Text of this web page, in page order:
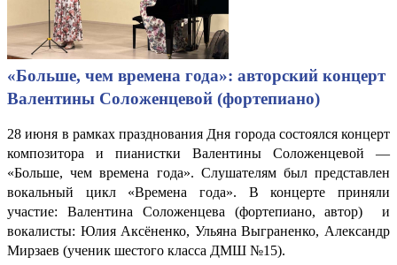
«Больше, чем времена года»: авторский концерт
Валентины Соложенцевой (фортепиано)
28 июня в рамках празднования Дня города состоялся концерт
композитора и пианистки Валентины Соложенцевой —
«Больше, чем времена года». Слушателям был представлен
вокальный цикл «Времена года». В концерте приняли
участие: Валентина Соложенцева (фортепиано, автор) и
вокалисты: Юлия Аксёненко, Ульяна Выграненко, Александр
Мирзаев (ученик шестого класса ДМШ №15).